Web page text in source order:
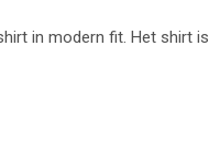
in modern fit. Het shirt is